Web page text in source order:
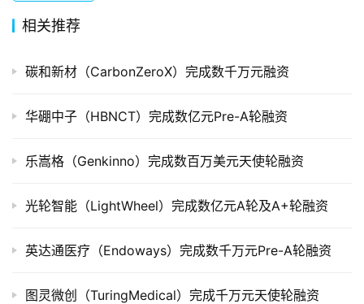
相关推荐
碳和新材（CarbonZeroX）完成数千万元融资
华硼中子（HBNCT）完成数亿元Pre-A轮融资
乐嵩格（Genkinno）完成数百万美元天使轮融资
光轮智能（LightWheel）完成数亿元A轮及A+轮融资
英达通医疗（Endoways）完成数千万元Pre-A轮融资
图灵微创（TuringMedical）完成千万元天使轮融资